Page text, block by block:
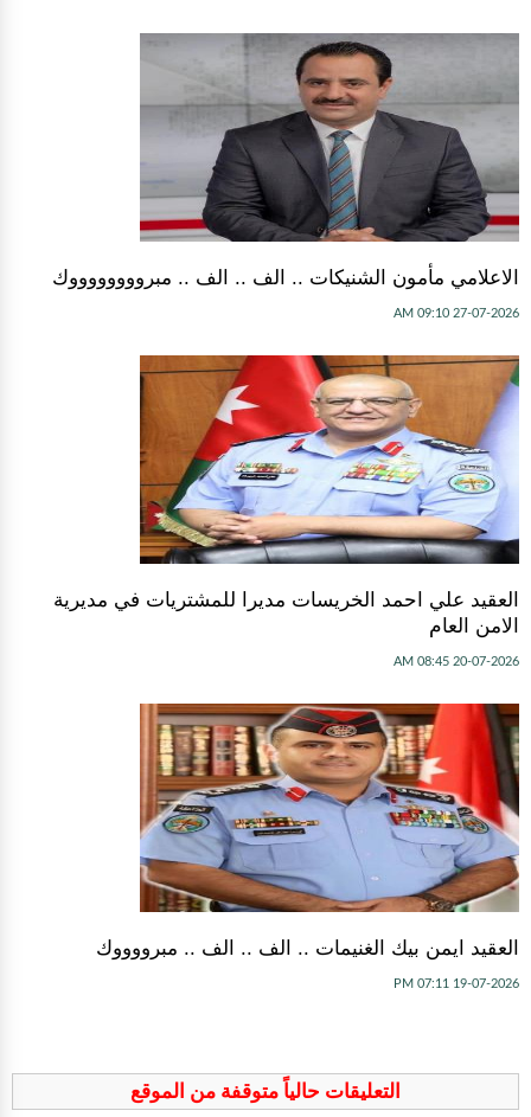
الاعلامي مأمون الشنيكات .. الف .. الف .. مبرووووووووك
27-07-2026 09:10 AM
العقيد علي احمد الخريسات مديرا للمشتريات في مديرية
الامن العام
20-07-2026 08:45 AM
العقيد ايمن بيك الغنيمات .. الف .. الف .. مبرووووك
19-07-2026 07:11 PM
التعليقات حالياً متوقفة من الموقع